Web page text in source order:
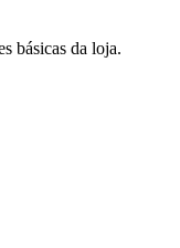
básicas da loja.